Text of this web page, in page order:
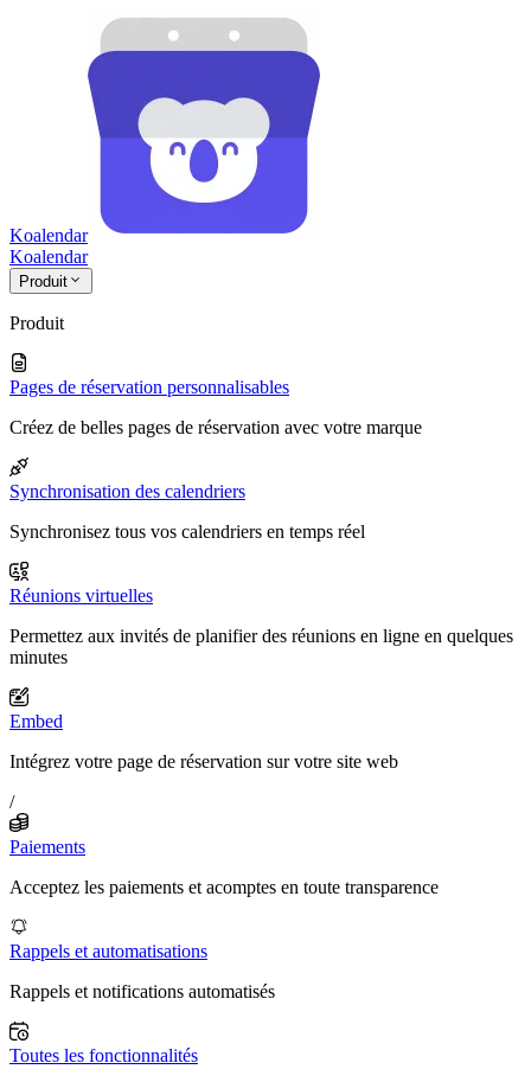
Koalendar
Koalendar
Produit
Produit
Pages de réservation personnalisables
Créez de belles pages de réservation avec votre marque
Synchronisation des calendriers
Synchronisez tous vos calendriers en temps réel
Réunions virtuelles
Permettez aux invités de planifier des réunions en ligne en quelques
minutes
Embed
Intégrez votre page de réservation sur votre site web
/
Paiements
Acceptez les paiements et acomptes en toute transparence
Rappels et automatisations
Rappels et notifications automatisés
Toutes les fonctionnalités